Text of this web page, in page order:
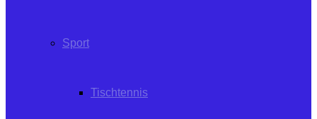
Sport
Tischtennis